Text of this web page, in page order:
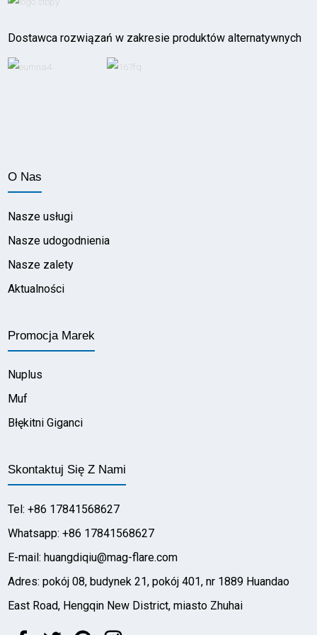
Dostawca rozwiązań w zakresie produktów alternatywnych
O Nas
Nasze usługi
Nasze udogodnienia
Nasze zalety
Aktualności
Promocja Marek
Nuplus
Muf
Błękitni Giganci
Skontaktuj Się Z Nami
Tel: +86 17841568627
Whatsapp: +86 17841568627
E-mail: huangdiqiu@mag-flare.com
Adres: pokój 08, budynek 21, pokój 401, nr 1889 Huandao
East Road, Hengqin New District, miasto Zhuhai